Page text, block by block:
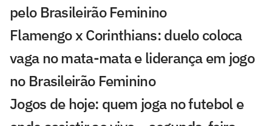
pelo Brasileirão Feminino
Flamengo x Corinthians: duelo coloca
vaga no mata-mata e liderança em jogo
no Brasileirão Feminino
Jogos de hoje: quem joga no futebol e